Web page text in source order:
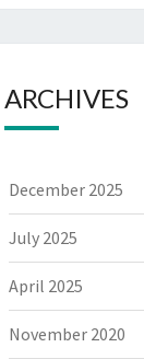
ARCHIVES
December 2025
July 2025
April 2025
November 2020